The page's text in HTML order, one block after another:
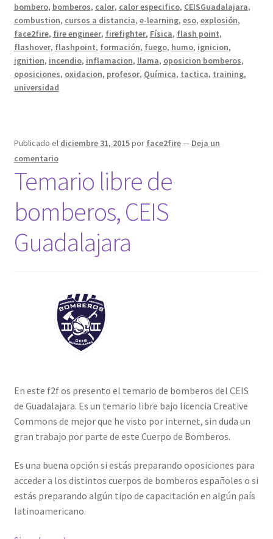
bombero, bomberos, calor, calor especifico, CEISGuadalajara,
combustion, cursos a distancia, e-learning, eso, explosión,
face2fire, fire engineer, firefighter, Física, flash point,
flashover, flashpoint, formación, fuego, humo, ignicion,
ignition, incendio, inflamacion, llama, oposicion bomberos,
oposiciones, oxidacion, profesor, Química, tactica, training,
universidad
Publicado el diciembre 31, 2015por face2fire— Deja un
comentario
Temario libre de
bomberos, CEIS
Guadalajara
En este f2f os presento el temario de bomberos del CEIS
de Guadalajara. Es un temario libre bajo licencia Creative
Commons de mejor que he visto por internet, sin duda un
gran trabajo por parte de este Cuerpo de Bomberos.
Es una buena opción si estás preparando oposiciones para
acceder a los distintos cuerpos de bomberos españoles o si
estás preparando algún tipo de capacitación en algún país
latinoamericano.